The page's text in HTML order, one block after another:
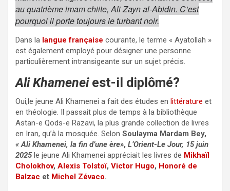
au quatrième imam chiite, Ali Zayn al-Abidin. C’est
pourquoi il porte toujours le turbant noir.
Dans la langue française courante, le terme « Ayatollah »
est également employé pour désigner une personne
particulièrement intransigeante sur un sujet précis.
Ali Khameneiest-il diplômé?
Oui,le jeune Ali Khamenei a fait des études en littérature et
en théologie. Il passait plus de temps à la bibliothèque
Astan-e Qods-e Razavi, la plus grande collection de livres
en Iran, qu’à la mosquée. Selon Soulayma Mardam Bey,
« Ali Khamenei, la fin d’une ère», L’Orient-Le Jour,‎ 15 juin
2025 le jeune Ali Khamenei appréciait les livres de Mikhaïl
Cholokhov, Alexis Tolstoï, Victor Hugo, Honoré de
Balzac et Michel Zévaco.